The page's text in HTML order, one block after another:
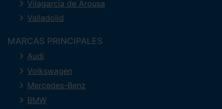
Vilagarcía de Arousa
Valladolid
MARCAS PRINCIPALES
Audi
Volkswagen
Mercedes-Benz
BMW